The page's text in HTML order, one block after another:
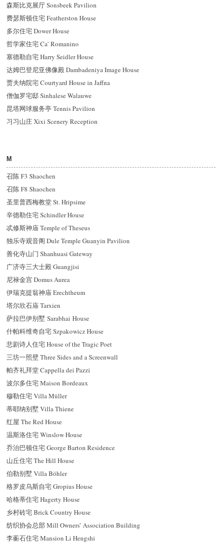
森斯比克展厅 Sonsbeek Pavilion
费瑟斯顿住宅 Featherston House
多尔住宅 Dower House
哲学家住宅 Ca’ Romanino
塞德勒自宅 Harry Seidler House
达姆巴登尼亚佛像殿 Dambadeniya Image House
贾夫纳院宅 Courtyard House in Jaffna
僧伽罗宅邸 Sinhalese Walauwe
昆塔网球服务亭 Tennis Pavilion
习习山庄 Xixi Scenery Reception
M
召陈 F3 Shaochen
召陈 F8 Shaochen
圣里普西梅教堂 St. Hripsime
辛德勒住宅 Schindler House
忒修斯神庙 Temple of Theseus
独乐寺观音阁 Dule Temple Guanyin Pavilion
善化寺山门 Shanhuasi Gateway
广济寺三大士殿 Guangjisi
尼禄金宫 Domus Aurea
伊瑞克提翁神庙 Erechtheum
塔尔欣石庙 Tarxien
萨拉巴伊别墅 Sarabhai House
什帕科维奇自宅 Szpakowicz House
悲剧诗人住宅 House of the Tragic Poet
三坊一照壁 Three Sides and a Screenwall
帕齐礼拜堂 Cappella dei Pazzi
波尔多住宅 Maison Bordeaux
穆勒住宅 Villa Müller
蒂耶纳别墅 Villa Thiene
红屋 The Red House
温斯洛住宅 Winslow House
乔治巴顿住宅 George Barton Residence
山丘住宅 The Hill House
伯勒别墅 Villa Böhler
格罗皮乌斯自宅 Gropius House
哈格蒂住宅 Hagerty House
乡村砖宅 Brick Country House
纺织协会总部 Mill Owners’ Association Building
李蘅石住宅 Mansion Li Hengshi